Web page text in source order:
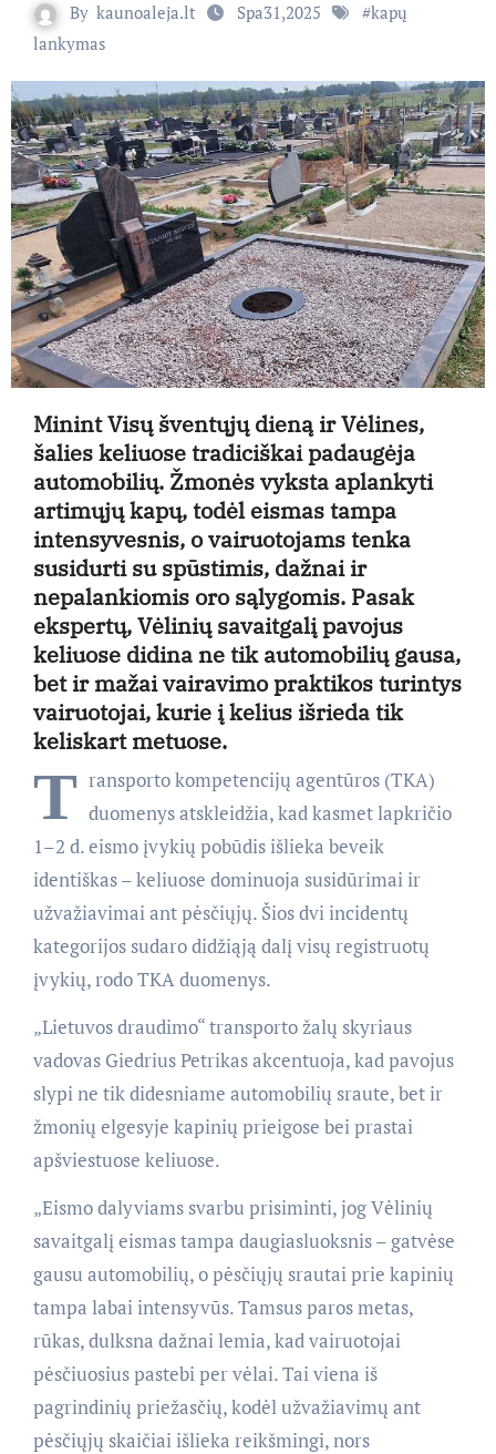
By kaunoaleja.lt Spa31,2025 #kapų
lankymas
Minint Visų šventųjų dieną ir Vėlines,
šalies keliuose tradiciškai padaugėja
automobilių. Žmonės vyksta aplankyti
artimųjų kapų, todėl eismas tampa
intensyvesnis, o vairuotojams tenka
susidurti su spūstimis, dažnai ir
nepalankiomis oro sąlygomis. Pasak
ekspertų, Vėlinių savaitgalį pavojus
keliuose didina ne tik automobilių gausa,
bet ir mažai vairavimo praktikos turintys
vairuotojai, kurie į kelius išrieda tik
keliskart metuose.
T ransporto kompetencijų agentūros (TKA)
duomenys atskleidžia, kad kasmet lapkričio
1–2 d. eismo įvykių pobūdis išlieka beveik
identiškas – keliuose dominuoja susidūrimai ir
užvažiavimai ant pėsčiųjų. Šios dvi incidentų
kategorijos sudaro didžiąją dalį visų registruotų
įvykių, rodo TKA duomenys.
„Lietuvos draudimo“ transporto žalų skyriaus
vadovas Giedrius Petrikas akcentuoja, kad pavojus
slypi ne tik didesniame automobilių sraute, bet ir
žmonių elgesyje kapinių prieigose bei prastai
apšviestuose keliuose.
„Eismo dalyviams svarbu prisiminti, jog Vėlinių
savaitgalį eismas tampa daugiasluoksnis – gatvėse
gausu automobilių, o pėsčiųjų srautai prie kapinių
tampa labai intensyvūs. Tamsus paros metas,
rūkas, dulksna dažnai lemia, kad vairuotojai
pėsčiuosius pastebi per vėlai. Tai viena iš
pagrindinių priežasčių, kodėl užvažiavimų ant
pėsčiųjų skaičiai išlieka reikšmingi, nors